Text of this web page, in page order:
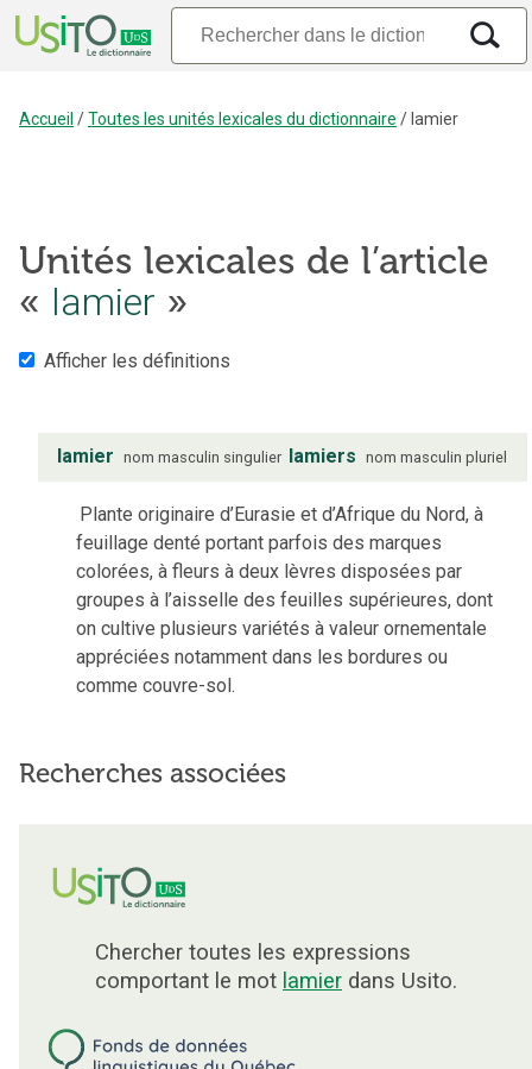
Accueil /Toutes les unités lexicales du dictionnaire / lamier
Unités lexicales de l’article
« lamier »
Afficher les définitions
lamier nom masculin singulier lamiers nom masculin pluriel
Plante originaire d’Eurasie et d’Afrique du Nord, à
feuillage denté portant parfois des marques
colorées, à fleurs à deux lèvres disposées par
groupes à l’aisselle des feuilles supérieures, dont
on cultive plusieurs variétés à valeur ornementale
appréciées notamment dans les bordures ou
comme couvre-sol.
Recherches associées
Chercher toutes les expressions
comportant le mot lamier dans Usito.